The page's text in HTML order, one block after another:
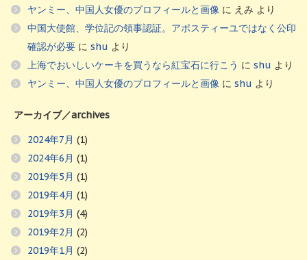
ヤンミー、中国人女優のプロフィールと画像 に えみ より
中国大使館、学位記の領事認証。アポスティーユではなく公印
確認が必要 に shu より
上海でおいしいケーキを買うなら紅宝石に行こう に shu より
ヤンミー、中国人女優のプロフィールと画像 に shu より
アーカイブ／archives
2024年7月 (1)
2024年6月 (1)
2019年5月 (1)
2019年4月 (1)
2019年3月 (4)
2019年2月 (2)
2019年1月 (2)